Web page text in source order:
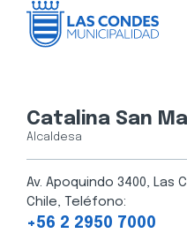
Catalina San
Alcaldesa
Av. Apoquindo 3400, Las
Chile, Teléfono:
+56 2 2950 7000